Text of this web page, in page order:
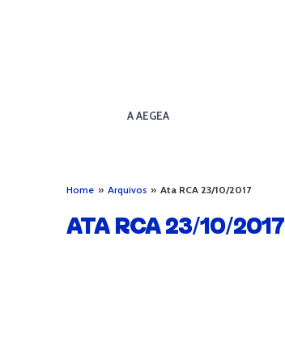
A AEGEA
Home » Arquivos » Ata RCA 23/10/2017
ATA RCA 23/10/2017